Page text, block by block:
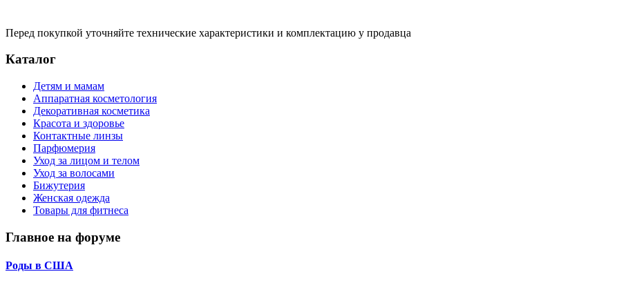
Перед покупкой уточняйте технические характеристики и комплектацию у продавца
Каталог
Детям и мамам
Аппаратная косметология
Декоративная косметика
Красота и здоровье
Контактные линзы
Парфюмерия
Уход за лицом и телом
Уход за волосами
Бижутерия
Женская одежда
Товары для фитнеса
Главное на форуме
Роды в США